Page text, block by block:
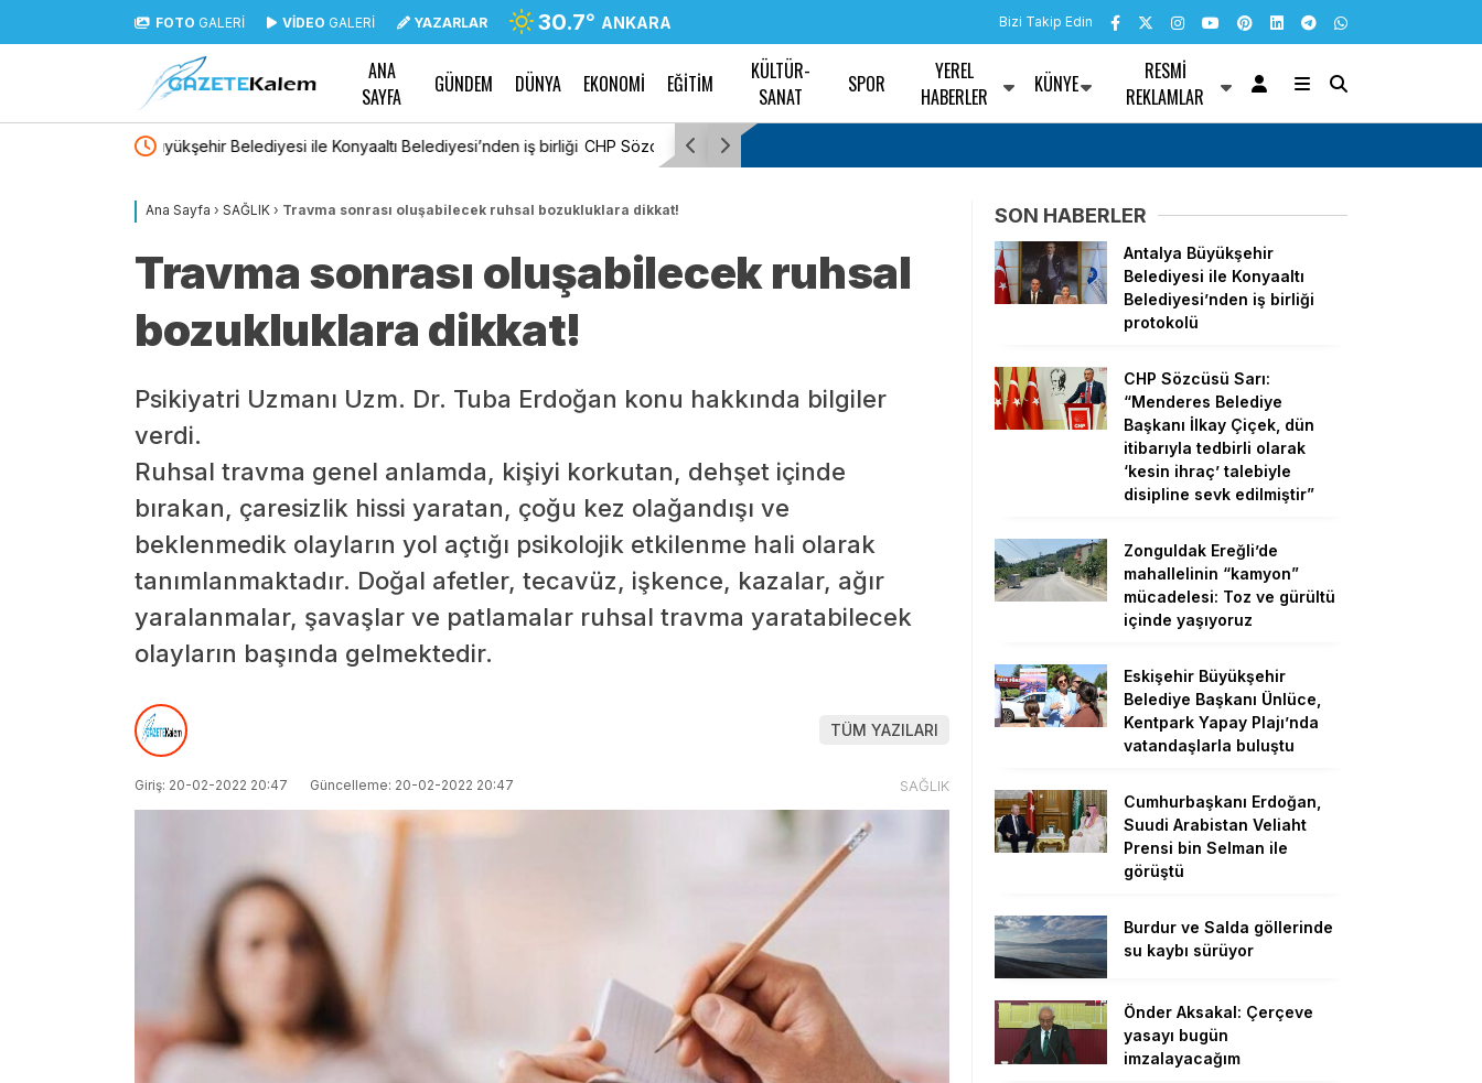
FOTO GALERİ VİDEO GALERİ YAZARLAR 30.7° ANKARA Bizi Takip Edin
ANA
SAYFA
GÜNDEM DÜNYA EKONOMİ EĞİTİM
KÜLTÜR-
SANAT
SPOR
YEREL
HABERLER
KÜNYE
RESMI
REKLAMLAR
iş birliği CHP Sözcüsü Sarı: “Menderes Belediye Başkanı İlkay Çiçek, dün Zonguldak Ereğli’de mahallelinin “kamyon” mücadelesi: Toz ve
Ana Sayfa › SAĞLIK › Travma sonrası oluşabilecek ruhsal bozukluklara dikkat!
Travma sonrası oluşabilecek ruhsal
bozukluklara dikkat!
Psikiyatri Uzmanı Uzm. Dr. Tuba Erdoğan konu hakkında bilgiler
verdi.
Ruhsal travma genel anlamda, kişiyi korkutan, dehşet içinde
bırakan, çaresizlik hissi yaratan, çoğu kez olağandışı ve
beklenmedik olayların yol açtığı psikolojik etkilenme hali olarak
tanımlanmaktadır. Doğal afetler, tecavüz, işkence, kazalar, ağır
yaralanmalar, şavaşlar ve patlamalar ruhsal travma yaratabilecek
olayların başında gelmektedir.
TÜM YAZILARI
Giriş: 20-02-2022 20:47 Güncelleme: 20-02-2022 20:47 SAĞLIK
SON HABERLER
Antalya Büyükşehir
Belediyesi ile Konyaaltı
Belediyesi’nden iş birliği
protokolü
CHP Sözcüsü Sarı:
“Menderes Belediye
Başkanı İlkay Çiçek, dün
itibarıyla tedbirli olarak
‘kesin ihraç’ talebiyle
disipline sevk edilmiştir”
Zonguldak Ereğli’de
mahallelinin “kamyon”
mücadelesi: Toz ve gürültü
içinde yaşıyoruz
Eskişehir Büyükşehir
Belediye Başkanı Ünlüce,
Kentpark Yapay Plajı’nda
vatandaşlarla buluştu
Cumhurbaşkanı Erdoğan,
Suudi Arabistan Veliaht
Prensi bin Selman ile
görüştü
Burdur ve Salda göllerinde
su kaybı sürüyor
Önder Aksakal: Çerçeve
yasayı bugün
imzalayacağım